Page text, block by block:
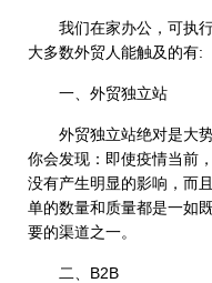
我们在家办公，可执行
大多数外贸人能触及的有:
一、外贸独立站
外贸独立站绝对是大势
你会发现：即使疫情当前
没有产生明显的影响，而
单的数量和质量都是一如
要的渠道之一。
二、B2B